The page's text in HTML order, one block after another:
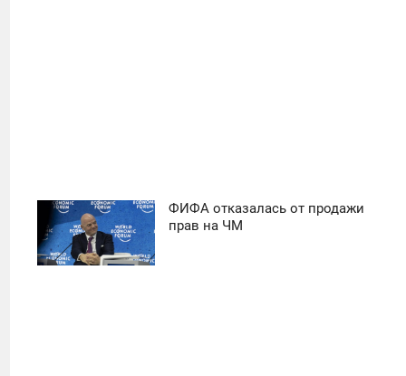
ФИФА отказалась от продажи
прав на ЧМ